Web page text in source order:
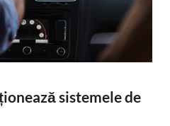
sistemele de